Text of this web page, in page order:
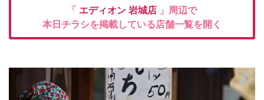
「 エディオン 岩城店 」周辺で
本日チラシを掲載している店舗一覧を開く